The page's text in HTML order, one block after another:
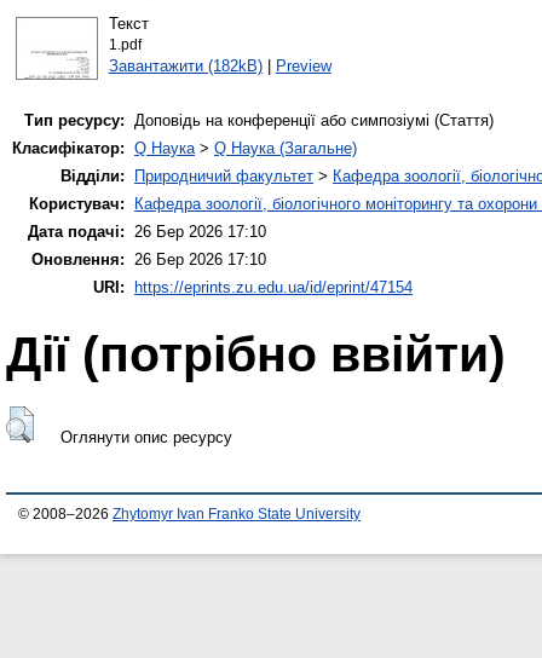
Текст
1.pdf
Завантажити (182kB)| Preview
Тип ресурсу: Доповідь на конференції або симпозіумі (Стаття)
Класифікатор: Q Наука> Q Наука (Загальне)
Відділи:
Природничий факультет > Кафедра зоології,
Користувач:
Кафедра зоології, біологічного моніторингу та
Дата подачі: 26 Бер 2026 17:10
Оновлення: 26 Бер 2026 17:10
URI:
https://eprints.zu.edu.ua/id/eprint/47154
Дії ​​(потрібно ввійти)
Оглянути опис ресурсу
© 2008–2026 Zhytomyr Ivan Franko State University